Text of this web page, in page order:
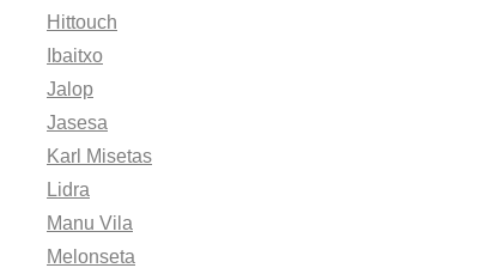
Hittouch
Ibaitxo
Jalop
Jasesa
Karl Misetas
Lidra
Manu Vila
Melonseta